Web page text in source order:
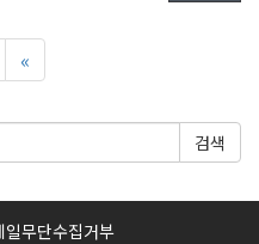
«
검색
일무단수집거부